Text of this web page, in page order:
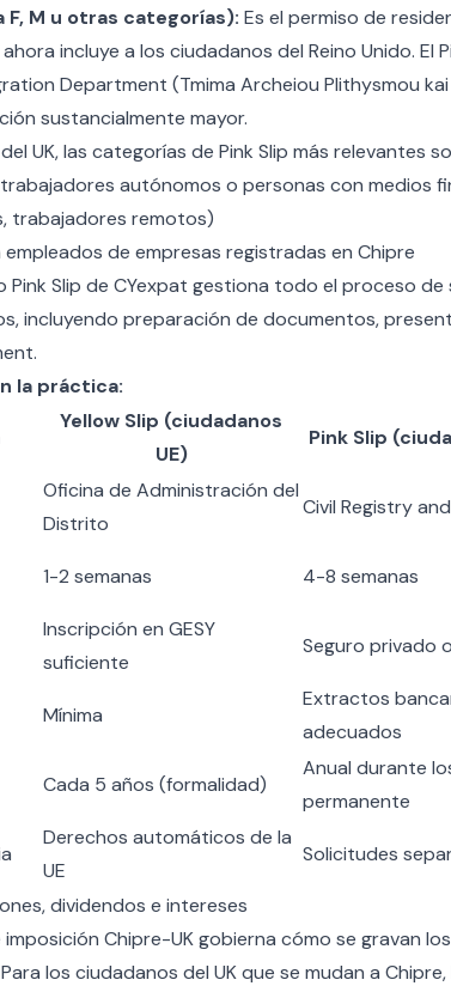
F, M u otras categorías): Es el permiso de
incluye a los ciudadanos del Reino Unido. El
Department (Tmima Archeiou Plithysmou
sustancialmente mayor.
UK, las categorías de Pink Slip más relevantes
autónomos o personas con medios
trabajadores remotos)
de empresas registradas en Chipre
Slip de CYexpat gestiona todo el proceso de
incluyendo preparación de documentos,
la práctica:
Yellow Slip (ciudadanos
UE)
Pink Slip
Oficina de Administración del
Distrito
Civil Registry
1-2 semanas 4-8 semanas
Inscripción en GESY
suficiente
Seguro privado
Mínima
Extractos
adecuados
Cada 5 años (formalidad)
Anual durante
permanente
Derechos automáticos de la
UE
Solicitudes
dividendos e intereses
Chipre-UKgobierna cómo se gravan
los ciudadanos del UK que se mudan a